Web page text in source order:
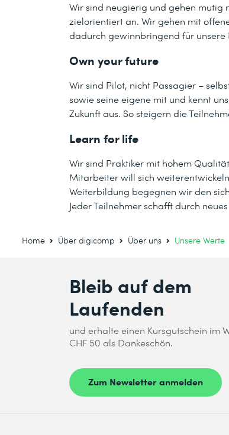
Wir sind neugierig und gehen mutig
zielorientiert an. Wir gehen mit
dadurch gewinnbringend für unsere
Own your future
Wir sind Pilot, nicht Passagier –
sowie seine eigene mit und kennt
Zukunft aus. So steigern die
Learn for life
Wir sind Praktiker mit hohem
Mitarbeiter will sich
Weiterbildung begegnen wir den
Jeder Teilnehmer schafft durch
Home Über digicomp Über uns Unsere Werte
Bleib auf dem
Laufenden
und erhalte einen Kursgutschein im
CHF 50 als Dankeschön.
Zum Newsletter anmelden